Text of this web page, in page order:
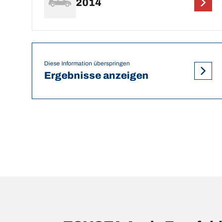
2014
Diese Information überspringen
Ergebnisse anzeigen